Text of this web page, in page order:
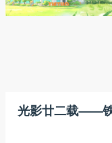
发展历程
组织结构
专题报道 连续式沥青混合料搅拌设备
GLB系列（成品仓底
YLB系列（移动式）
RLBZ系列
客户案例
人力政策